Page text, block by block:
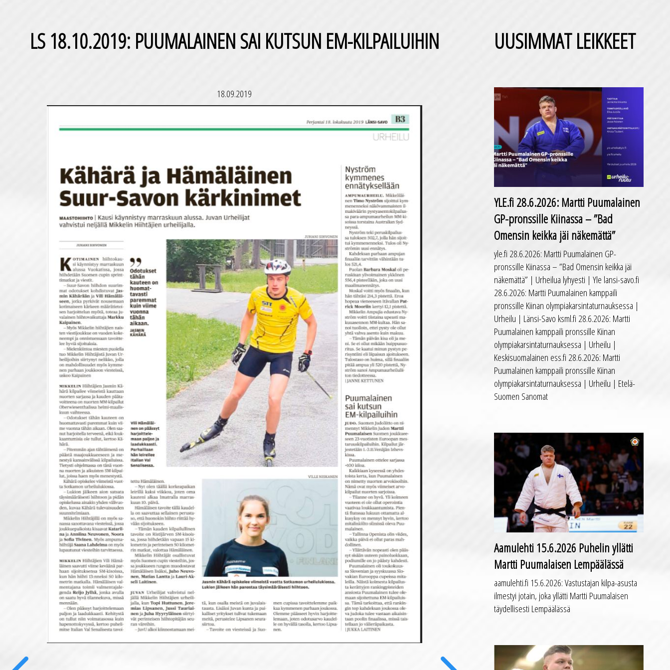
LS 18.10.2019: PUUMALAINEN SAI KUTSUN EM-KILPAILUIHIN
18.09.2019
UUSIMMAT LEIKKEET
YLE.fi 28.6.2026: Martti Puumalainen
GP-pronssille Kiinassa – ”Bad
Omensin keikka jäi näkemättä”
yle.fi 28.6.2026: Martti Puumalainen GP-
pronssille Kiinassa – ”Bad Omensin keikka jäi
näkemättä” | Urheilua lyhyesti | Yle lansi-savo.fi
28.6.2026: Martti Puumalainen kamppaili
pronssille Kiinan olympiakarsintaturnauksessa |
Urheilu | Länsi-Savo ksml.fi 28.6.2026: Martti
Puumalainen kamppaili pronssille Kiinan
olympiakarsintaturnauksessa | Urheilu |
Keskisuomalainen ess.fi 28.6.2026: Martti
Puumalainen kamppaili pronssille Kiinan
olympiakarsintaturnauksessa | Urheilu | Etelä-
Suomen Sanomat
Aamulehti 15.6.2026 Puhelin yllätti
Martti Puumalaisen Lempäälässä
aamulehti.fi 15.6.2026: Vastustajan kilpa-asusta
ilmestyi jotain, joka yllätti Martti Puumalaisen
täydellisesti Lempäälässä